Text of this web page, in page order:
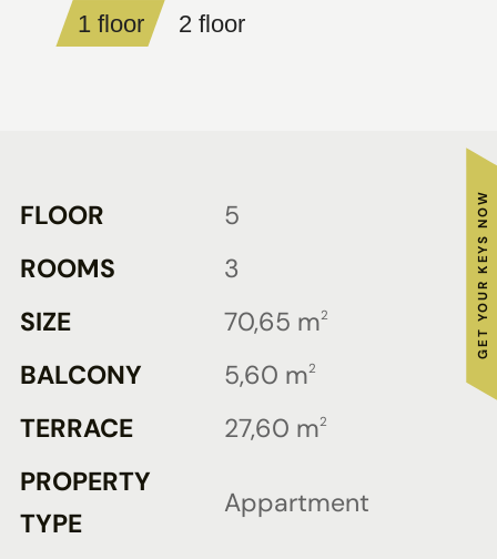
1 floor 2 floor
FLOOR
5
ROOMS
3
SIZE
70,65 m2
BALCONY 5,60 m2
TERRACE 27,60 m2
PROPERTY
TYPE
Appartment
GET YOUR KEYS NOW